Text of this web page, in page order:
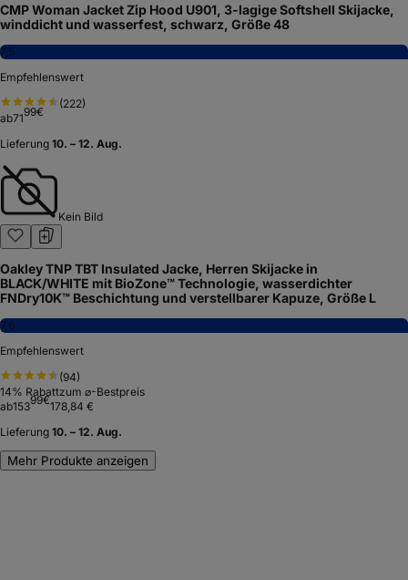
CMP Woman Jacket Zip Hood U901, 3-lagige Softshell Skijacke,
winddicht und wasserfest, schwarz, Größe 48
7,5
Empfehlenswert
(222)
ab7199€
Lieferung 10. – 12. Aug.
Kein Bild
Oakley TNP TBT Insulated Jacke, Herren Skijacke in
BLACK/WHITE mit BioZone™ Technologie, wasserdichter
FNDry10K™ Beschichtung und verstellbarer Kapuze, Größe L
7,6
Empfehlenswert
(94)
14% Rabattzum ⌀-Bestpreis
ab15399€178,84 €
Lieferung 10. – 12. Aug.
Mehr Produkte anzeigen